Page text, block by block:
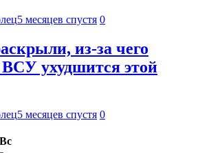
5 месяцев спустя 0
из-за чего
ухудшится этой
5 месяцев спустя 0
Вс